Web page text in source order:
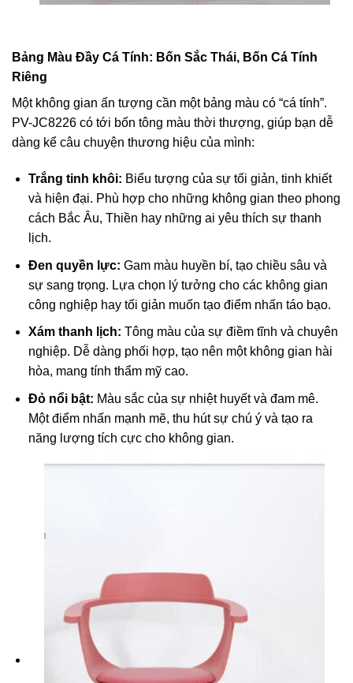
Bảng Màu Đầy Cá Tính: Bốn Sắc Thái, Bốn Cá Tính
Riêng
Một không gian ấn tượng cần một bảng màu có “cá tính”.
PV-JC8226 có tới bốn tông màu thời thượng, giúp bạn dễ
dàng kể câu chuyện thương hiệu của mình:
Trắng tinh khôi: Biểu tượng của sự tối giản, tinh khiết
và hiện đại. Phù hợp cho những không gian theo phong
cách Bắc Âu, Thiền hay những ai yêu thích sự thanh
lịch.
Đen quyền lực: Gam màu huyền bí, tạo chiều sâu và
sự sang trọng. Lựa chọn lý tưởng cho các không gian
công nghiệp hay tối giản muốn tạo điểm nhấn táo bạo.
Xám thanh lịch: Tông màu của sự điềm tĩnh và chuyên
nghiệp. Dễ dàng phối hợp, tạo nên một không gian hài
hòa, mang tính thẩm mỹ cao.
Đỏ nổi bật: Màu sắc của sự nhiệt huyết và đam mê.
Một điểm nhấn mạnh mẽ, thu hút sự chú ý và tạo ra
năng lượng tích cực cho không gian.